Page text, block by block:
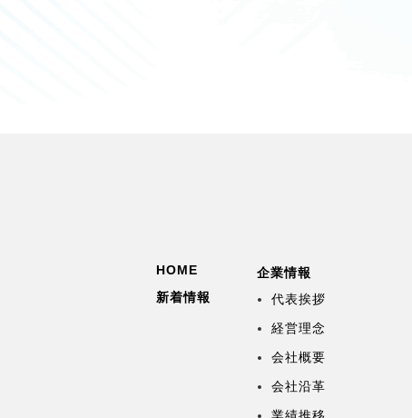
HOME
新着情報
企業情報
代表挨拶
経営理念
会社概要
会社沿革